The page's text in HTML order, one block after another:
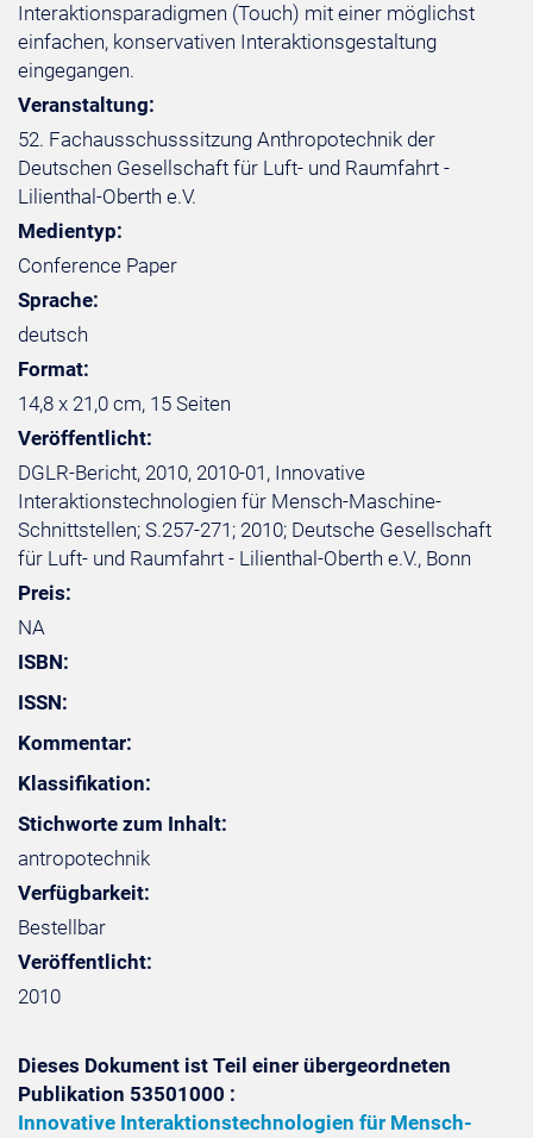
Interaktionsparadigmen (Touch) mit einer möglichst
einfachen, konservativen Interaktionsgestaltung
eingegangen.
Veranstaltung:
52. Fachausschusssitzung Anthropotechnik der
Deutschen Gesellschaft für Luft- und Raumfahrt -
Lilienthal-Oberth e.V.
Medientyp:
Conference Paper
Sprache:
deutsch
Format:
14,8 x 21,0 cm, 15 Seiten
Veröffentlicht:
DGLR-Bericht, 2010, 2010-01, Innovative
Interaktionstechnologien für Mensch-Maschine-
Schnittstellen; S.257-271; 2010; Deutsche Gesellschaft
für Luft- und Raumfahrt - Lilienthal-Oberth e.V., Bonn
Preis:
NA
ISBN:
ISSN:
Kommentar:
Klassifikation:
Stichworte zum Inhalt:
antropotechnik
Verfügbarkeit:
Bestellbar
Veröffentlicht:
2010
Dieses Dokument ist Teil einer übergeordneten
Publikation 53501000 :
Innovative Interaktionstechnologien für Mensch-